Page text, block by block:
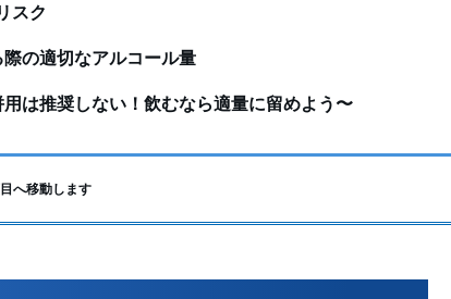
スク
の適切なアルコール量
は推奨しない！飲むなら適量に留めよう〜
へ移動します